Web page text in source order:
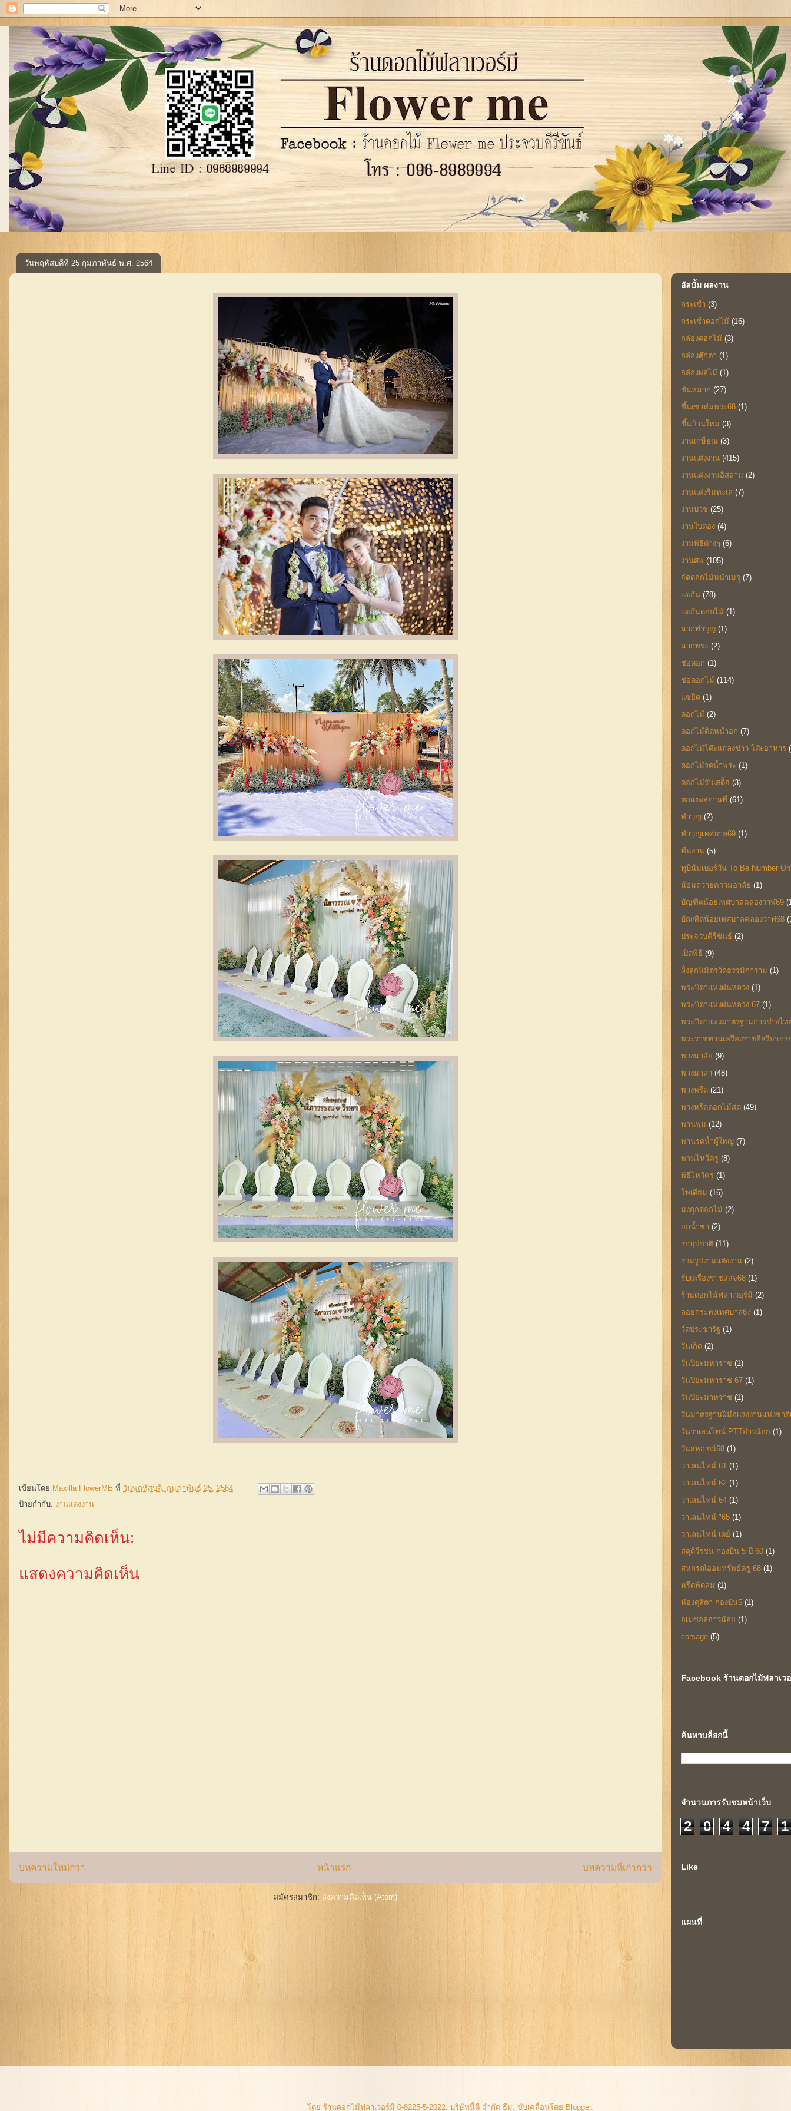
วันพฤหัสบดีที่ 25 กุมภาพันธ์ พ.ศ. 2564
เขียนโดย Maxilla FlowerME ที่ วันพฤหัสบดี, กุมภาพันธ์ 25, 2564
ป้ายกำกับ: งานแต่งงาน
ไม่มีความคิดเห็น:
แสดงความคิดเห็น
บทความใหม่กว่า บทความที่เก่ากว่า
หน้าแรก
สมัครสมาชิก: ส่งความคิดเห็น (Atom)
อัลบั้ม ผลงาน
กระเช้า (3)
กระเช้าดอกไม้ (16)
กล่องดอกไม้ (3)
กล่องตุ๊กตา (1)
กล่องผลไม้ (1)
ขันหมาก (27)
ขึ้นเขาห่มพระ68 (1)
ขึ้นบ้านใหม่ (3)
งานเกษียณ (3)
งานแต่งงาน (415)
งานแต่งงานอิสลาม (2)
งานแต่งริมทะเล (7)
งานบวช (25)
งานใบตอง (4)
งานพิธีต่างๆ (6)
งานศพ (105)
จัดดอกไม้หน้าเมรุ (7)
แจกัน (78)
แจกันดอกไม้ (1)
ฉากทำบุญ (1)
ฉากพระ (2)
ช่อดอก (1)
ช่อดอกไม้ (114)
แซยิด (1)
ดอกไม้ (2)
ดอกไม้ติดหน้าอก (7)
ดอกไม้โต๊ะแถลงข่าว โต๊ะอาหาร
ดอกไม้รดน้ำพระ (1)
ดอกไม้รับเสด็จ (3)
ตกแต่งสถานที่ (61)
ทำบุญ (2)
ทำบุญเทศบาล69 (1)
ทีมงาน (5)
ทูบีนัมเบอร์วัน To Be Number
น้อมถวายความอาลัย (1)
บัญฑิตน้อยเทศบาลคลองวาฬ69
บัณฑิตน้อยเทศบาลคลองวาฬ68
ประจวบคีรีขันธ์ (2)
เปิดพิธี (9)
ฝั่งลูกนิมิตรวัดธรรมิการาม (1)
พระบิดาแห่งฝนหลวง (1)
พระบิดาแห่งฝนหลวง 67 (1)
พระบิดาแห่งมาตรฐานการช่างไท
พระราชทานเครื่องราชอิสริยาภร
พวงมาลัย (9)
พวงมาลา (48)
พวงหรีด (21)
พวงหรีดดอกไม้สด (49)
พานพุ่ม (12)
พานรดน้ำผู้ใหญ่ (7)
พานไหว้ครู (8)
พิธีไหว้ครู (1)
โพเดียม (16)
มงกุกดอกไม้ (2)
ยกน้ำชา (2)
รถบุปชาติ (11)
รวมรูปงานแต่งงาน (2)
รับเครื่องราชสสจ68 (1)
ร้านดอกไม้ฟลาเวอร์มี (2)
ลอยกระทงเทศบาล67 (1)
วัดประชารัฐ (1)
วันเกิด (2)
วันปิยะมหาราช (1)
วันปิยะมหาราช 67 (1)
วันปิยะมาหราช (1)
วันมาตรฐานฝีมือแรงงานแห่งชาติ
วันวาเลนไทน์ PTTอ่าวน้อย (1)
วันสหกรณ์68 (1)
วาเลนไทน์ 61 (1)
วาเลนไทน์ 62 (1)
วาเลนไทน์ 64 (1)
วาเลนไทน์ "65 (1)
วาเลนไทน์ เดย์ (1)
สดุดีวีรชน กองบิน 5 ปี 60 (1)
สหกรณ์ออมทรัพย์ครู 68 (1)
หรีดพัดลม (1)
ห้องดุสิตา กองบิน5 (1)
อเมซอลอ่าวน้อย (1)
corsage (5)
Facebook ร้านดอกไม้ฟลาเว
ค้นหาบล็อกนี้
จำนวนการรับชมหน้าเว็บ
2 0 4 4 7 1
Like
แผนที่
โดย ร้านดอกไม้ฟลาเวอร์มี 0-8225-5-2022. บริษัทนี้ดี จำกัด ธีม. ขับเคลื่อนโดย Blogger.